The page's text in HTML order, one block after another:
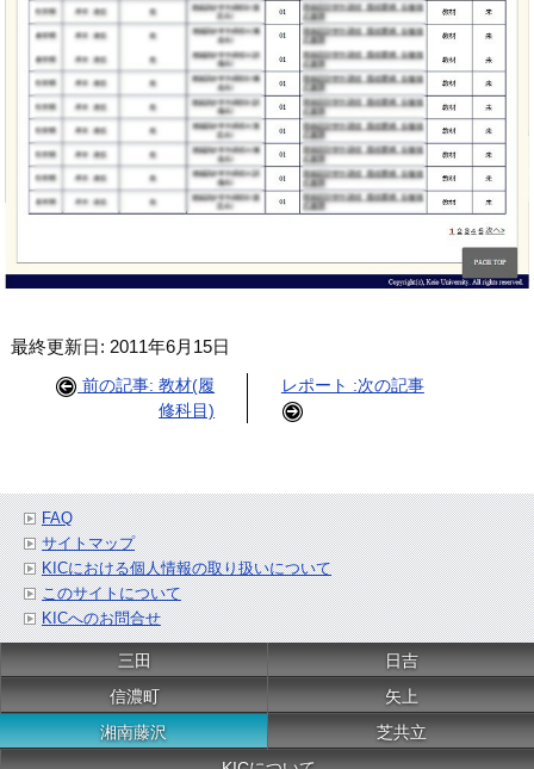
最終更新日: 2011年6月15日
前の記事: 教材(履
修科目)
レポート :次の記事
FAQ
サイトマップ
KICにおける個人情報の取り扱いについて
このサイトについて
KICへのお問合せ
三田
日吉
信濃町
矢上
湘南藤沢
芝共立